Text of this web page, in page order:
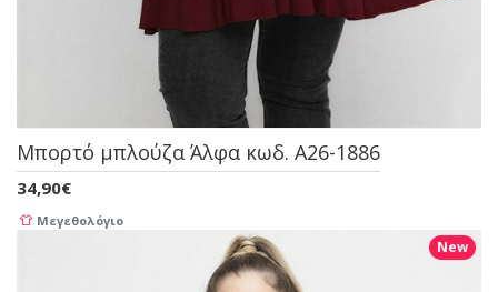
Μπορτό μπλούζα Άλφα κωδ. A26-1886
34,90€
Μεγεθολόγιο
New